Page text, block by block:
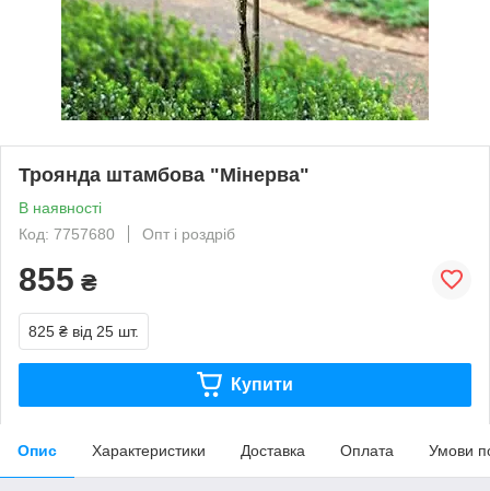
Троянда штамбова "Мінерва"
В наявності
Код: 7757680
Опт і роздріб
855 ₴
825 ₴ від 25 шт.
Купити
Опис Характеристики Доставка Оплата Умови